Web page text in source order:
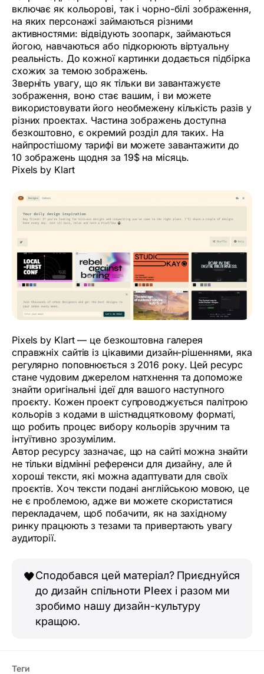
включає як кольорові, так і чорно-білі зображення,
на яких персонажі займаються різними
активностями: відвідують зоопарк, займаються
йогою, навчаються або підкорюють віртуальну
реальність. До кожної картинки додається підбірка
схожих за темою зображень.
Зверніть увагу, що як тільки ви завантажуєте
зображення, воно стає вашим, і ви можете
використовувати його необмежену кількість разів у
різних проектах. Частина зображень доступна
безкоштовно, є окремий розділ для таких. На
найпростішому тарифі ви можете завантажити до
10 зображень щодня за 19$ на місяць.
Pixels by Klart
Pixels by Klart — це безкоштовна галерея
справжніх сайтів із цікавими дизайн-рішеннями, яка
регулярно поповнюється з 2016 року. Цей ресурс
стане чудовим джерелом натхнення та допоможе
знайти оригінальні ідеї для вашого наступного
проєкту. Кожен проект супроводжується палітрою
кольорів з кодами в шістнадцятковому форматі,
що робить процес вибору кольорів зручним та
інтуїтивно зрозумілим.
Автор ресурсу зазначає, що на сайті можна знайти
не тільки відмінні референси для дизайну, але й
хороші тексти, які можна адаптувати для своїх
проєктів. Хоч тексти подані англійською мовою, це
не є проблемою, адже ви можете скористатися
перекладачем, щоб побачити, як на західному
ринку працюють з тезами та привертають увагу
аудиторії.
🖤Сподобався цей матеріал? Приєднуйся
до дизайн спільноти Pleex і разом ми
зробимо нашу дизайн-культуру
кращою.
Теги